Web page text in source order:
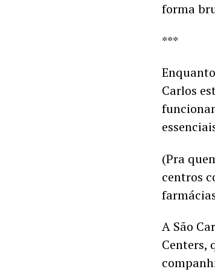
forma
***
Carlos
(Pra
centros
A São
Centers,